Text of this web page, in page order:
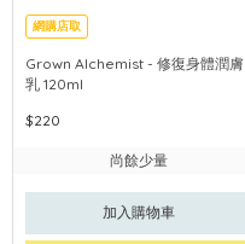
網購店取
Grown Alchemist - 修復身體潤膚
乳 120ml
$220
尚餘少量
加入購物車